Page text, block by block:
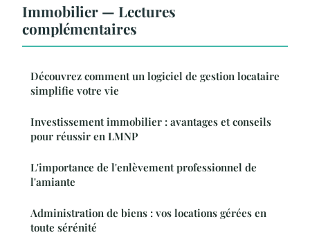
Immobilier — Lectures
complémentaires
Découvrez comment un logiciel de gestion locataire
simplifie votre vie
Investissement immobilier : avantages et conseils
pour réussir en LMNP
L'importance de l'enlèvement professionnel de
l'amiante
Administration de biens : vos locations gérées en
toute sérénité